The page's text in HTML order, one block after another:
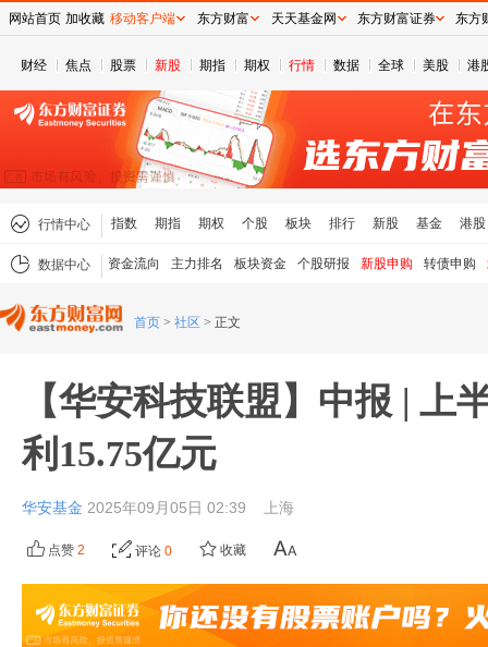
财经 焦点 股票 新股 期指 期权 行情 数据 全球 美股 港
行情中心 指数 期指 期权 个股 板块 排行 新股 基金 港股
数据中心 资金流向 主力排名 板块资金 个股研报 新股申购 转债申购
首页 > 社区 > 正文
【华安科技联盟】中报 | 上
利15.75亿元
华安基金 2025年09月05日 02:39 上海
点赞 2 评论 0 收藏
网站首页 加收藏 移动客户端 东方财富 天天基金网 东方财富证券 东方